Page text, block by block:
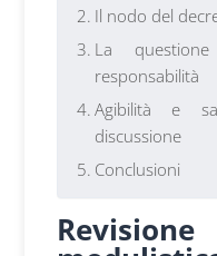
Il nodo del
La
responsabilità
Agibilità e
discussione
Conclusioni